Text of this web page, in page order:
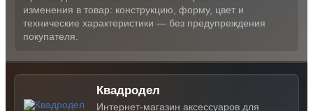
изменения в товар: конструкцию, форму, цвет и
технические характеристики — без предупреждения
покупателя.
Квадродел
Интернет-магазин аксессуаров для